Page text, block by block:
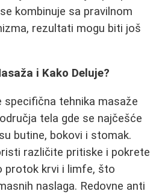
kombinuje sa pravilnom
rezultati mogu biti još
i Kako Deluje?
tehnika masaže
tela gde se najčešće
butine, bokovi i stomak.
različite pritiske i pokrete
protok krvi i limfe, što
naslaga. Redovne anti